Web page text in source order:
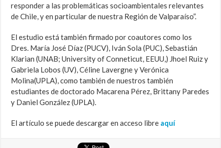
responder a las problemáticas socioambientales relevantes
de Chile, y en particular de nuestra Región de Valparaíso”.
El estudio está también firmado por coautores como los
Dres. María José Díaz (PUCV), Iván Sola (PUC), Sebastián
Klarian (UNAB; University of Conneticut, EEUU,) Jhoel Ruiz y
Gabriela Lobos (UV), Céline Lavergne y Verónica
Molina(UPLA), como también de nuestros también
estudiantes de doctorado Macarena Pérez, Brittany Paredes
y Daniel González (UPLA).
El artículo se puede descargar en acceso libre aquí